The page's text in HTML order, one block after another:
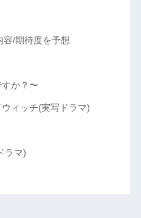
容/期待度を予想
か？〜
ィッチ(実写ドラマ)
ラマ)